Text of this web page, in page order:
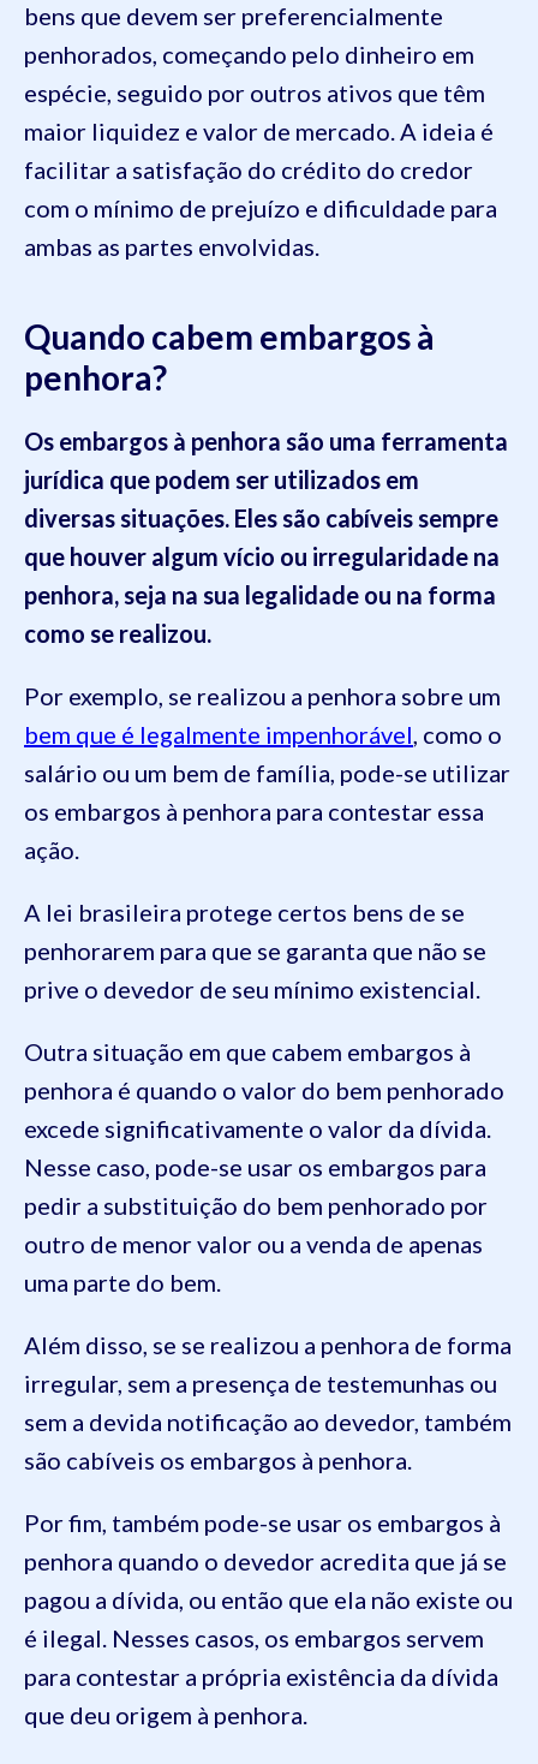
bens que devem ser preferencialmente
penhorados, começando pelo dinheiro em
espécie, seguido por outros ativos que têm
maior liquidez e valor de mercado. A ideia é
facilitar a satisfação do crédito do credor
com o mínimo de prejuízo e dificuldade para
ambas as partes envolvidas.
Quando cabem embargos à
penhora?
Os embargos à penhora são uma ferramenta
jurídica que podem ser utilizados em
diversas situações. Eles são cabíveis sempre
que houver algum vício ou irregularidade na
penhora, seja na sua legalidade ou na forma
como se realizou.
Por exemplo, se realizou a penhora sobre um
bem que é legalmente impenhorável, como o
salário ou um bem de família, pode-se utilizar
os embargos à penhora para contestar essa
ação.
A lei brasileira protege certos bens de se
penhorarem para que se garanta que não se
prive o devedor de seu mínimo existencial.
Outra situação em que cabem embargos à
penhora é quando o valor do bem penhorado
excede significativamente o valor da dívida.
Nesse caso, pode-se usar os embargos para
pedir a substituição do bem penhorado por
outro de menor valor ou a venda de apenas
uma parte do bem.
Além disso, se se realizou a penhora de forma
irregular, sem a presença de testemunhas ou
sem a devida notificação ao devedor, também
são cabíveis os embargos à penhora.
Por fim, também pode-se usar os embargos à
penhora quando o devedor acredita que já se
pagou a dívida, ou então que ela não existe ou
é ilegal. Nesses casos, os embargos servem
para contestar a própria existência da dívida
que deu origem à penhora.